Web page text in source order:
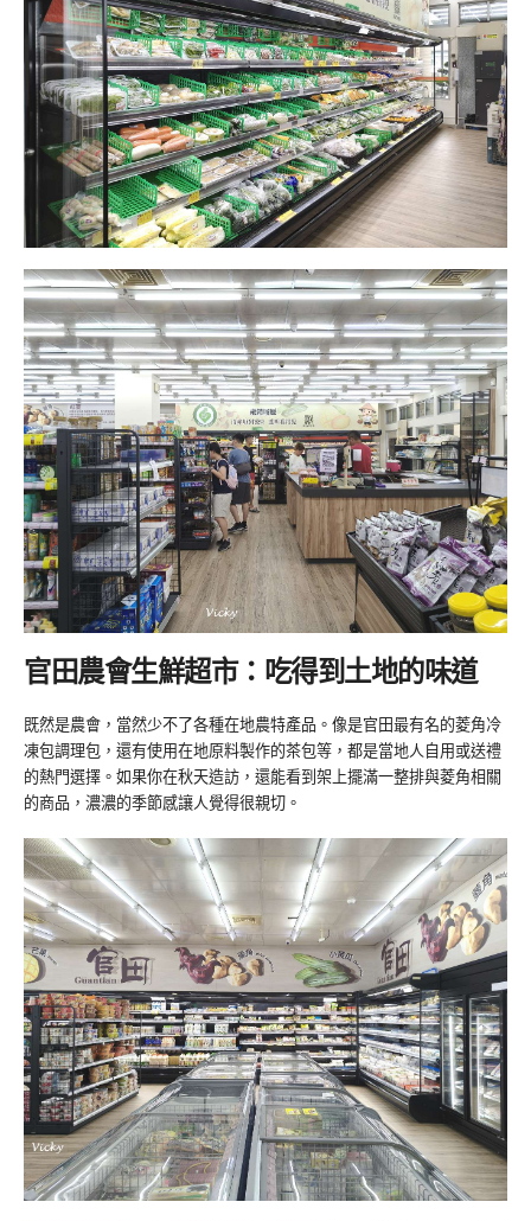
官田農會生鮮超市：吃得到土地的味道
既然是農會，當然少不了各種在地農特產品。像是官田最有名的菱角冷
凍包調理包，還有使用在地原料製作的茶包等，都是當地人自用或送禮
的熱門選擇。如果你在秋天造訪，還能看到架上擺滿一整排與菱角相關
的商品，濃濃的季節感讓人覺得很親切。